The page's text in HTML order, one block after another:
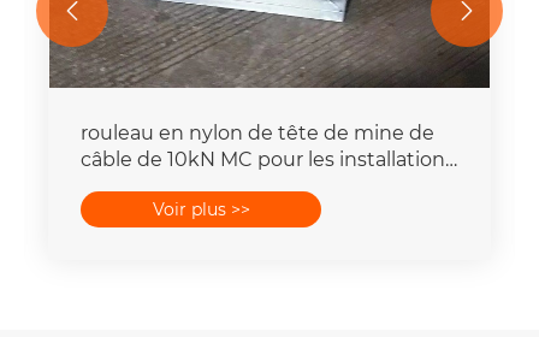
rouleau en nylon de tête de mine de
câble de 10kN MC pour les installations
Voir plus >>
 